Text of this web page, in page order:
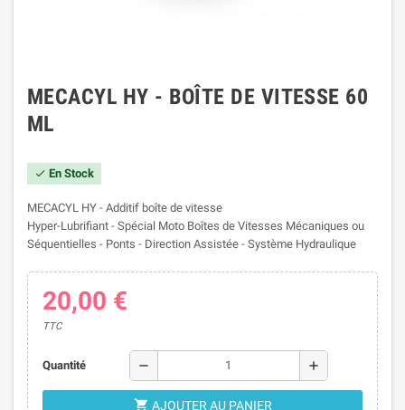
MECACYL HY - BOÎTE DE VITESSE 60
ML
check En Stock
MECACYL HY - Additif boîte de vitesse
Hyper-Lubrifiant - Spécial Moto Boîtes de Vitesses Mécaniques ou
Séquentielles - Ponts - Direction Assistée - Système Hydraulique
20,00 €
TTC
Quantité remove add
shopping_cart AJOUTER AU PANIER